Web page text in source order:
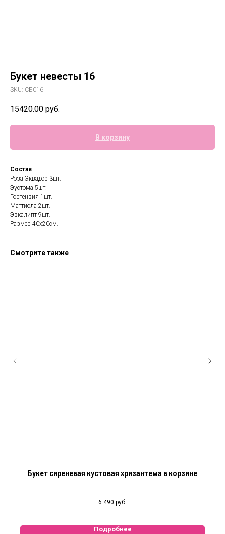
Букет невесты 16
SKU: СБ016
15420.00 руб.
В корзину
Состав
Роза Эквадор 3шт.
Эустома 5шт.
Гортензия 1шт.
Маттиола 2шт.
Эвкалипт 9шт.
Размер 40х20см.
Смотрите также
Букет сиреневая кустовая хризантема в корзине
6 490 руб.
Подробнее